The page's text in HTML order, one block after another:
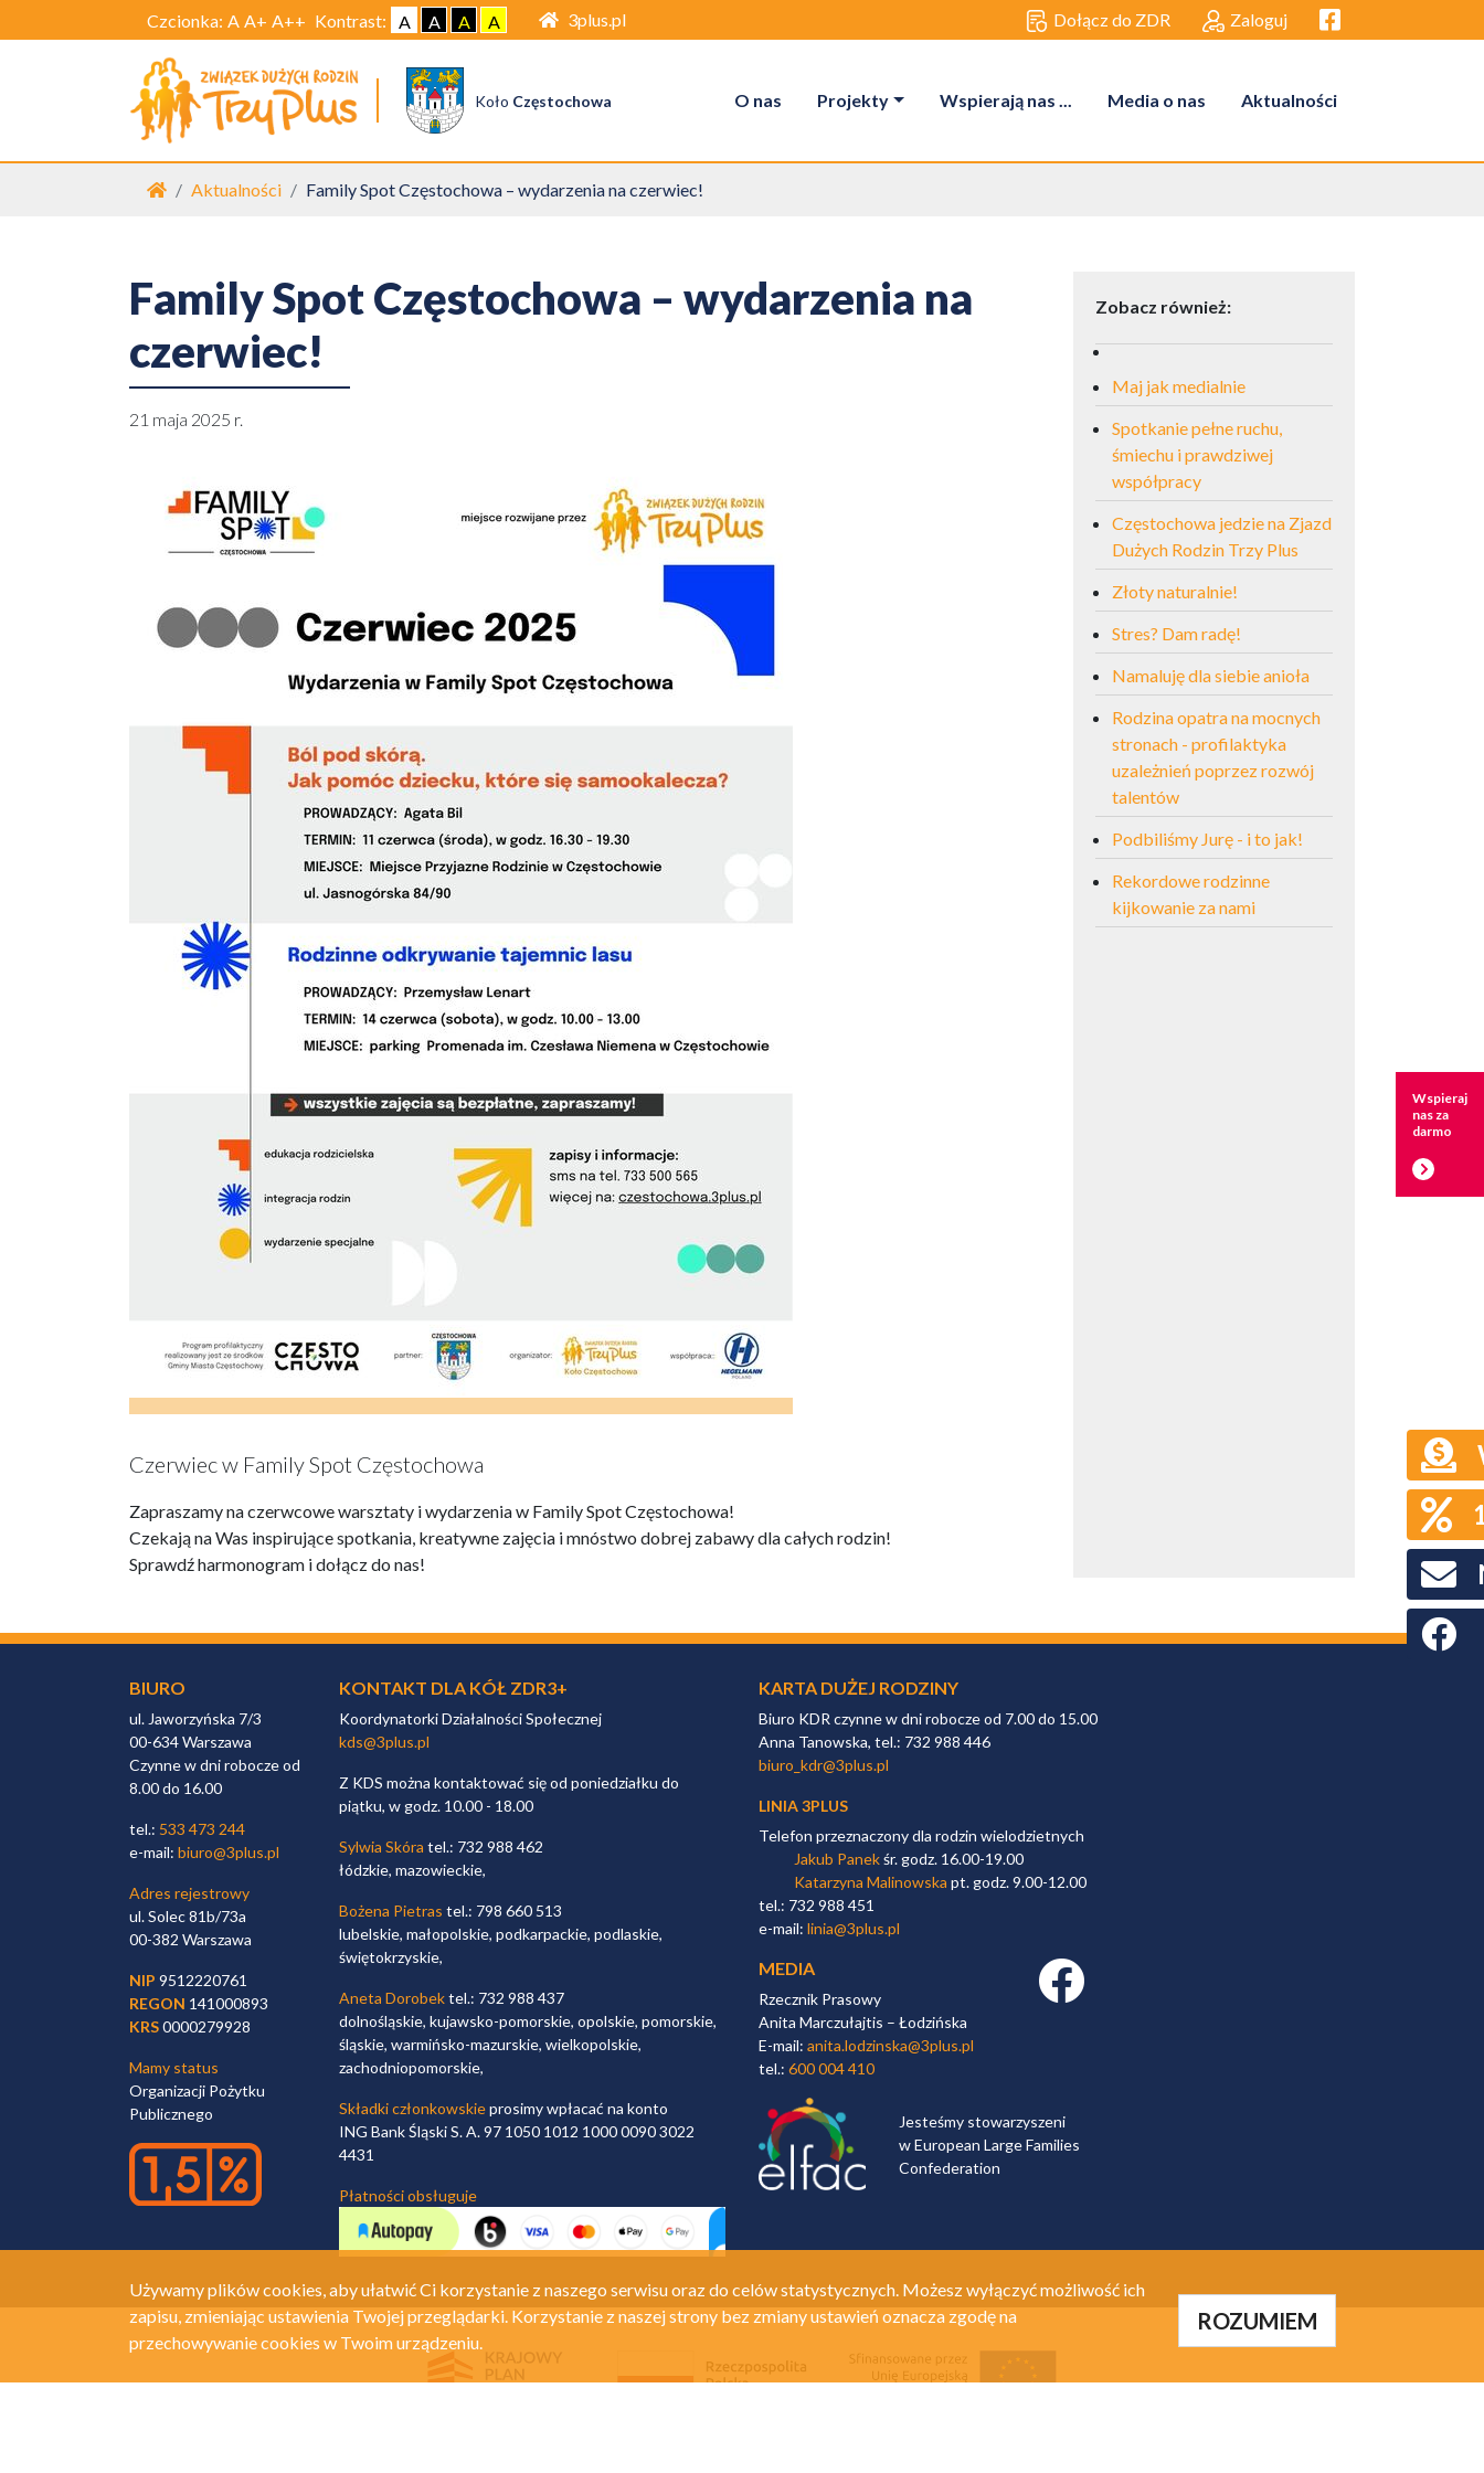
Czcionka: A A+ A++ Kontrast: A A A A 3plus.pl Dołącz do ZDR Zaloguj Facebook link
Koło Częstochowa O nas Projekty Wspierają nas ... Media o nas Aktualności
Strona główna
Aktualności Family Spot Częstochowa – wydarzenia na czerwiec!
Family Spot Częstochowa – wydarzenia na
czerwiec!
21 maja 2025 r.
Czerwiec w Family Spot Częstochowa
Zapraszamy na czerwcowe warsztaty i wydarzenia w Family Spot Częstochowa!
Czekają na Was inspirujące spotkania, kreatywne zajęcia i mnóstwo dobrej zabawy dla całych rodzin!
Sprawdź harmonogram i dołącz do nas!
Zobacz również:
Maj jak medialnie
Spotkanie pełne ruchu,
śmiechu i prawdziwej
współpracy
Częstochowa jedzie na Zjazd
Dużych Rodzin Trzy Plus
Złoty naturalnie!
Stres? Dam radę!
Namaluję dla siebie anioła
Rodzina opatra na mocnych
stronach - profilaktyka
uzależnień poprzez rozwój
talentów
Podbiliśmy Jurę - i to jak!
Rekordowe rodzinne
kijkowanie za nami
BIURO
ul. Jaworzyńska 7/3
00-634 Warszawa
Czynne w dni robocze od
8.00 do 16.00
tel.: 533 473 244
e-mail: biuro@3plus.pl
Adres rejestrowy
ul. Solec 81b/73a
00-382 Warszawa
NIP 9512220761
REGON 141000893
KRS0000279928
Mamy status
Organizacji Pożytku
Publicznego
KONTAKT DLA KÓŁ ZDR3+
Koordynatorki Działalności Społecznej
kds@3plus.pl
Z KDS można kontaktować się od poniedziałku do
piątku, w godz. 10.00 - 18.00
Sylwia Skóra tel.: 732 988 462
łódzkie, mazowieckie,
Bożena Pietras tel.: 798 660 513
lubelskie, małopolskie, podkarpackie, podlaskie,
świętokrzyskie,
Aneta Dorobektel.: 732 988 437
dolnośląskie, kujawsko-pomorskie, opolskie, pomorskie,
śląskie, warmińsko-mazurskie, wielkopolskie,
zachodniopomorskie,
Składki członkowskieprosimy wpłacać na konto
ING Bank Śląski S. A. 97 1050 1012 1000 0090 3022
4431
Płatności obsługuje
KARTA DUŻEJ RODZINY
Biuro KDR czynne w dni robocze od 7.00 do 15.00
Anna Tanowska, tel.: 732 988 446
biuro_kdr@3plus.pl
LINIA 3PLUS
Telefon przeznaczony dla rodzin wielodzietnych
Jakub Panekśr. godz. 16.00-19.00
Katarzyna Malinowska pt. godz. 9.00-12.00
tel.: 732 988 451
e-mail: linia@3plus.pl
MEDIA
Rzecznik Prasowy
Anita Marczułajtis – Łodzińska
E-mail: anita.lodzinska@3plus.pl
tel.: 600 004 410
Facebook link
Jesteśmy stowarzyszeni
w European Large Families
Confederation
Używamy plików cookies, aby ułatwić Ci korzystanie z naszego serwisu oraz do celów statystycznych. Możesz wyłączyć możliwość ich
zapisu, zmieniając ustawienia Twojej przeglądarki. Korzystanie z naszej strony bez zmiany ustawień oznacza zgodę na
przechowywanie cookies w Twoim urządzeniu.
ROZUMIEM
Wspieraj
nas za
darmo